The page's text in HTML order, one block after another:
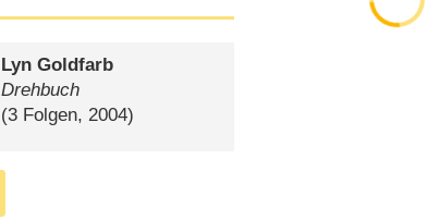
Lyn Goldfarb
Drehbuch
(3 Folgen, 2004)